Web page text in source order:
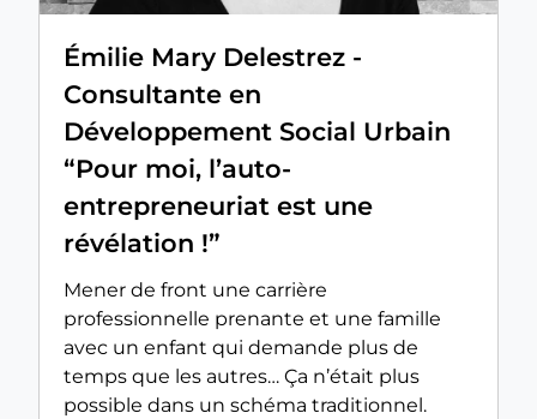
Émilie Mary Delestrez -
Consultante en
Développement Social Urbain
“Pour moi, l’auto-
entrepreneuriat est une
révélation !”
Mener de front une carrière
professionnelle prenante et une famille
avec un enfant qui demande plus de
temps que les autres… Ça n’était plus
possible dans un schéma traditionnel.